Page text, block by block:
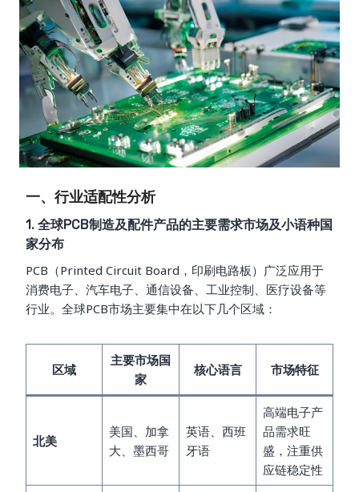
一、行业适配性分析
1. 全球PCB制造及配件产品的主要需求市场及小语种国
家分布
PCB（Printed Circuit Board，印刷电路板）广泛应用于
消费电子、汽车电子、通信设备、工业控制、医疗设备等
行业。全球PCB市场主要集中在以下几个区域：
区域
主要市场国
家
核心语言 市场特征
北美
美国、加拿
大、墨西哥
英语、西班
牙语
高端电子产
品需求旺
盛，注重供
应链稳定性